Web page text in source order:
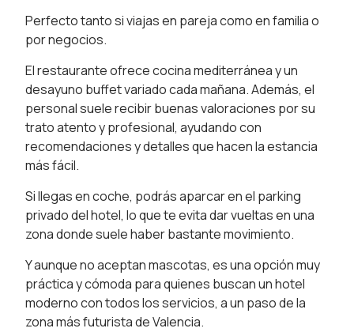
Perfecto tanto si viajas en pareja como en familia o
por negocios.
El restaurante ofrece cocina mediterránea y un
desayuno buffet variado cada mañana. Además, el
personal suele recibir buenas valoraciones por su
trato atento y profesional, ayudando con
recomendaciones y detalles que hacen la estancia
más fácil.
Si llegas en coche, podrás aparcar en el parking
privado del hotel, lo que te evita dar vueltas en una
zona donde suele haber bastante movimiento.
Y aunque no aceptan mascotas, es una opción muy
práctica y cómoda para quienes buscan un hotel
moderno con todos los servicios, a un paso de la
zona más futurista de Valencia.